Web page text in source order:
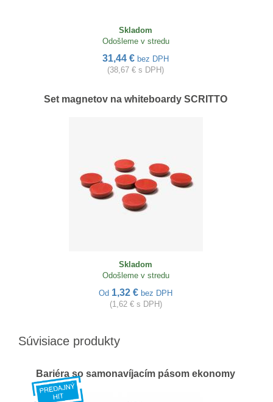
Skladom
Odošleme v stredu
31,44 € bez DPH
(38,67 € s DPH)
Set magnetov na whiteboardy SCRITTO
Skladom
Odošleme v stredu
Od 1,32 € bez DPH
(1,62 € s DPH)
Súvisiace produkty
Bariéra so samonavíjacím pásom ekonomy